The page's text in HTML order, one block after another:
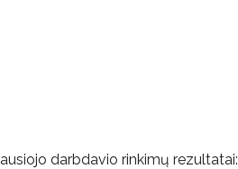
darbdavio rinkimų rezultatai: